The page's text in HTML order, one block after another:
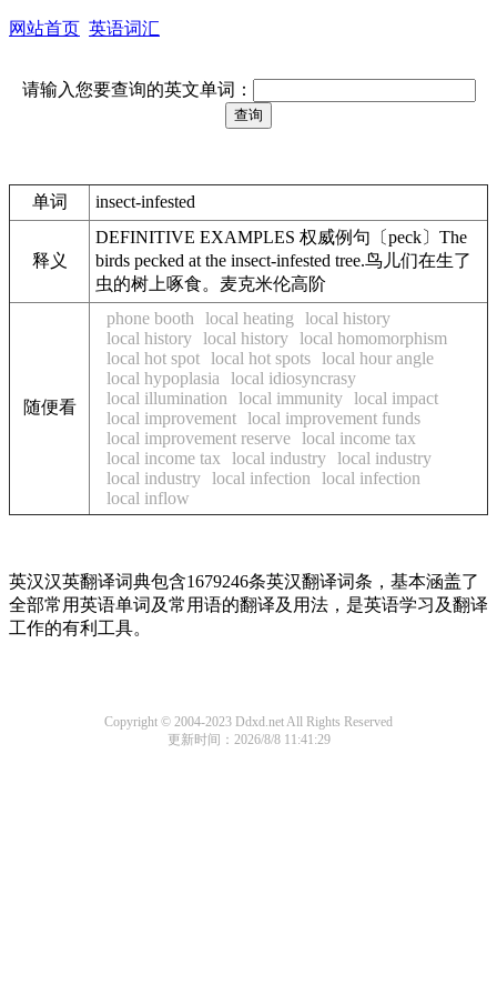
网站首页 英语词汇
请输入您要查询的英文单词：
单词 insect-infested
释义
DEFINITIVE EXAMPLES 权威例句〔peck〕The
birds pecked at the insect-infested tree.鸟儿们在生了
虫的树上啄食。麦克米伦高阶
随便看
phone booth local heating
local history
local history local history local homomorphism
local hot spot local hot spots local hour angle
local hypoplasia
local idiosyncrasy
local illumination
local immunity local impact
local improvement local improvement funds
local improvement reserve local income tax
local income tax
local industry local industry
local industry local infection
local infection
local inflow
英汉汉英翻译词典包含1679246条英汉翻译词条，基本涵盖了
全部常用英语单词及常用语的翻译及用法，是英语学习及翻译
工作的有利工具。
Copyright © 2004-2023 Ddxd.net All Rights Reserved
更新时间：2026/8/8 11:41:29